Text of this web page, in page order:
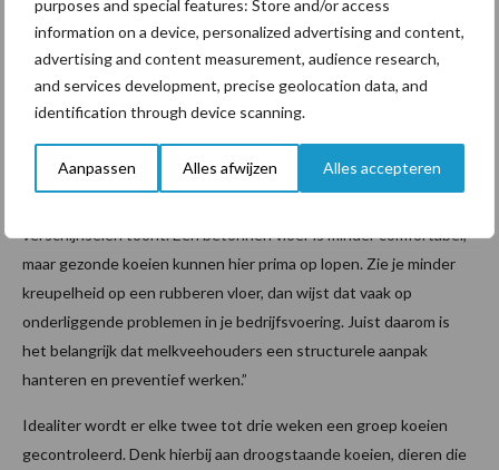
purposes and special features: Store and/or access
information on a device, personalized advertising and content,
advertising and content measurement, audience research,
and services development, precise geolocation data, and
identification through device scanning.
Aanpassen Alles afwijzen Alles accepteren
Vloeren spelen bijvoorbeeld een belangrijke rol in het managen
van klauwgezondheid. Steeds meer koeien brengen
tegenwoordig hun tijd door op rubberen vloeren. “Dat is
comfortabeler, maar het brengt ook nieuwe uitdagingen met zich
mee,” legt Kloosterman uit. “Rubberen vloeren zorgen ervoor dat
klauwen vaak te lang doorgroeien. Bovendien lopen koeien hier
verschijnselen toont. Een betonnen vloer is minder comfortabel,
maar gezonde koeien kunnen hier prima op lopen. Zie je minder
kreupelheid op een rubberen vloer, dan wijst dat vaak op
onderliggende problemen in je bedrijfsvoering. Juist daarom is
het belangrijk dat melkveehouders een structurele aanpak
hanteren en preventief werken.”
Idealiter wordt er elke twee tot drie weken een groep koeien
gecontroleerd. Denk hierbij aan droogstaande koeien, dieren die